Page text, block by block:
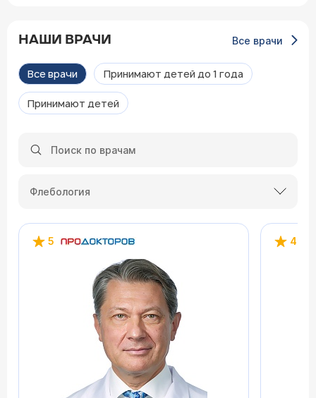
НАШИ ВРАЧИ Все врачи
Все врачи Принимают детей до 1 года
Принимают детей
Флебология
5 4.2